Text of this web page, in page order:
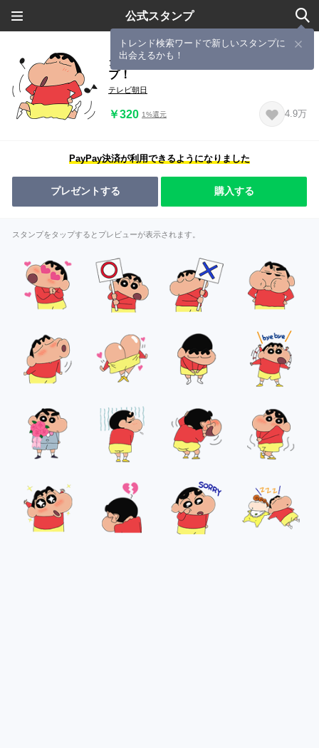
公式スタンプ
トレンド検索ワードで新しいスタンプに
出会えるかも！
クレヨンしんちゃん 嵐を呼ぶスタン
プ！
テレビ朝日
￥320 1%還元 4.9万
PayPay決済が利用できるようになりました
プレゼントする 購入する
スタンプをタップするとプレビューが表示されます。